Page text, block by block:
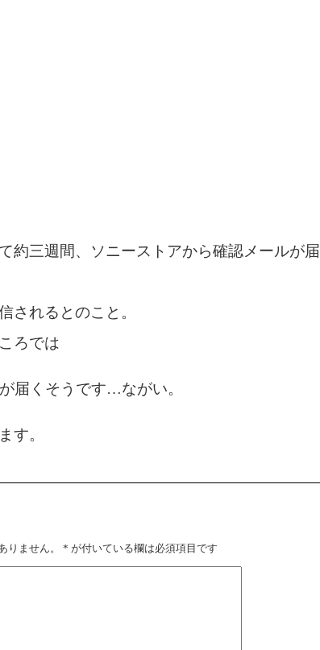
約三週間、ソニーストアから確認メールが届
されるとのこと。
ろでは
届くそうです…ながい。
す。
りません。 * が付いている欄は必須項目です